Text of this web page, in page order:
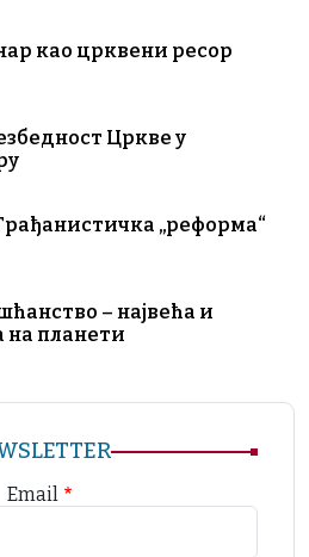
као црквени ресор
Цркве у
„реформа“
– највећа и
на планети
Email